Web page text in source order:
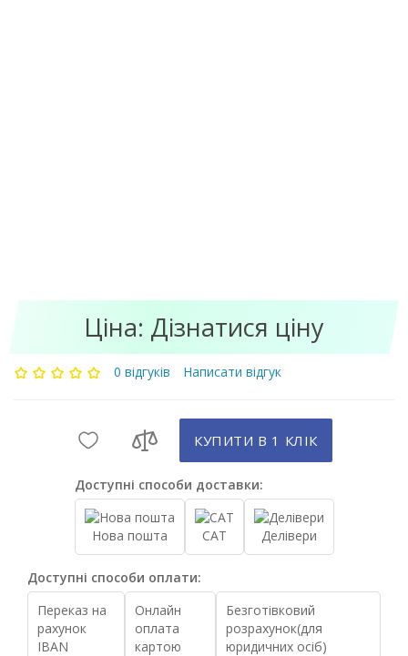
Ціна: Дізнатися ціну
0 відгуків Написати відгук
КУПИТИ В 1 КЛIК
Доступні способи доставки:
Нова пошта САТ Делівери
Доступні способи оплати:
Переказ на
рахунок
IBAN
Онлайн
оплата
картою
Безготівковий
розрахунок(для
юридичних осіб)